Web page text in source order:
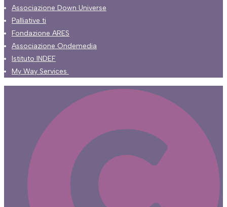
Associazione Down Universe
Palliative ti
Fondazione ARES
Associazione Ondemedia
Istituto INDEF
My Way Services